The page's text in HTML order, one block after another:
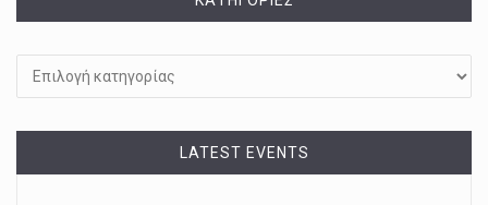
LATEST EVENTS